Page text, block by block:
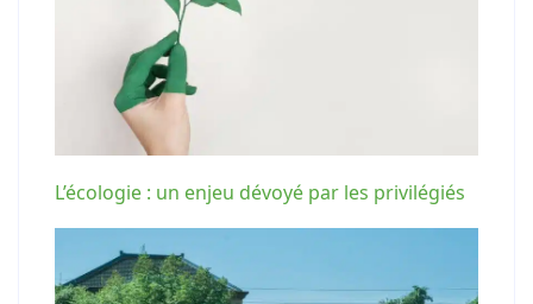
L’écologie : un enjeu dévoyé par les privilégiés